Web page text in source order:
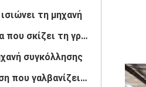
τη μηχανή
Σπείρα χάλυβα που σκίζει τη γραμμή
συγκόλλησης
καυτή εμβύθιση που γαλβανίζει τον εξοπλισμό